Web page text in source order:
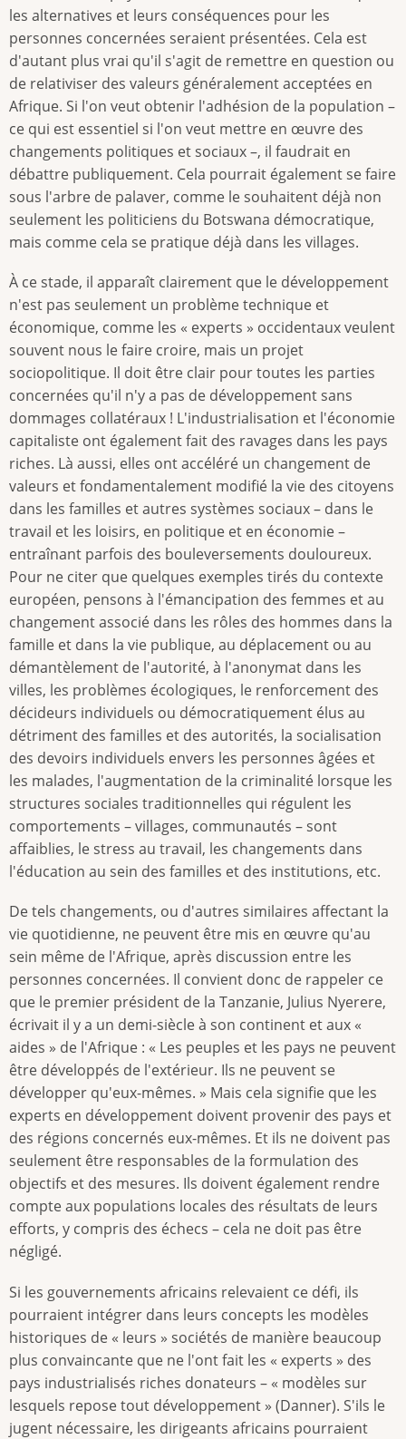
les alternatives et leurs conséquences pour les
personnes concernées seraient présentées. Cela est
d'autant plus vrai qu'il s'agit de remettre en question ou
de relativiser des valeurs généralement acceptées en
Afrique. Si l'on veut obtenir l'adhésion de la population –
ce qui est essentiel si l'on veut mettre en œuvre des
changements politiques et sociaux –, il faudrait en
débattre publiquement. Cela pourrait également se faire
sous l'arbre de palaver, comme le souhaitent déjà non
seulement les politiciens du Botswana démocratique,
mais comme cela se pratique déjà dans les villages.
À ce stade, il apparaît clairement que le développement
n'est pas seulement un problème technique et
économique, comme les « experts » occidentaux veulent
souvent nous le faire croire, mais un projet
sociopolitique. Il doit être clair pour toutes les parties
concernées qu'il n'y a pas de développement sans
dommages collatéraux ! L'industrialisation et l'économie
capitaliste ont également fait des ravages dans les pays
riches. Là aussi, elles ont accéléré un changement de
valeurs et fondamentalement modifié la vie des citoyens
dans les familles et autres systèmes sociaux – dans le
travail et les loisirs, en politique et en économie –
entraînant parfois des bouleversements douloureux.
Pour ne citer que quelques exemples tirés du contexte
européen, pensons à l'émancipation des femmes et au
changement associé dans les rôles des hommes dans la
famille et dans la vie publique, au déplacement ou au
démantèlement de l'autorité, à l'anonymat dans les
villes, les problèmes écologiques, le renforcement des
décideurs individuels ou démocratiquement élus au
détriment des familles et des autorités, la socialisation
des devoirs individuels envers les personnes âgées et
les malades, l'augmentation de la criminalité lorsque les
structures sociales traditionnelles qui régulent les
comportements – villages, communautés – sont
affaiblies, le stress au travail, les changements dans
l'éducation au sein des familles et des institutions, etc.
De tels changements, ou d'autres similaires affectant la
vie quotidienne, ne peuvent être mis en œuvre qu'au
sein même de l'Afrique, après discussion entre les
personnes concernées. Il convient donc de rappeler ce
que le premier président de la Tanzanie, Julius Nyerere,
écrivait il y a un demi-siècle à son continent et aux «
aides » de l'Afrique : « Les peuples et les pays ne peuvent
être développés de l'extérieur. Ils ne peuvent se
développer qu'eux-mêmes. » Mais cela signifie que les
experts en développement doivent provenir des pays et
des régions concernés eux-mêmes. Et ils ne doivent pas
seulement être responsables de la formulation des
objectifs et des mesures. Ils doivent également rendre
compte aux populations locales des résultats de leurs
efforts, y compris des échecs – cela ne doit pas être
négligé.
Si les gouvernements africains relevaient ce défi, ils
pourraient intégrer dans leurs concepts les modèles
historiques de « leurs » sociétés de manière beaucoup
plus convaincante que ne l'ont fait les « experts » des
pays industrialisés riches donateurs – « modèles sur
lesquels repose tout développement » (Danner). S'ils le
jugent nécessaire, les dirigeants africains pourraient